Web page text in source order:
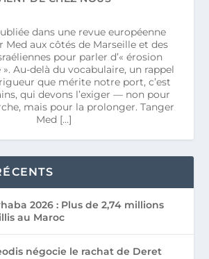
dans une revue européenne
Med aux côtés de Marseille et des
pour parler d’« érosion
Au-delà du vocabulaire, un rappel
que mérite notre port, c’est
qui devons l’exiger — non pour
mais pour la prolonger. Tanger
Med […]
2026 : Plus de 2,74 millions
au Maroc
négocie le rachat de Deret